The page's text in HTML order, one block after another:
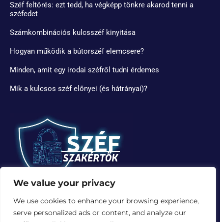
We value your privacy
We use cookies to enhance your browsing experience,
serve personalized ads or content, and analyze our
Széf feltörés: ezt tedd, ha végképp tönkre akarod tenni a
széfedet
Számkombinációs kulcsszéf kinyitása
Hogyan működik a bútorszéf elemcsere?
Minden, amit egy irodai széfről tudni érdemes
Mik a kulcsos széf előnyei (és hátrányai)?